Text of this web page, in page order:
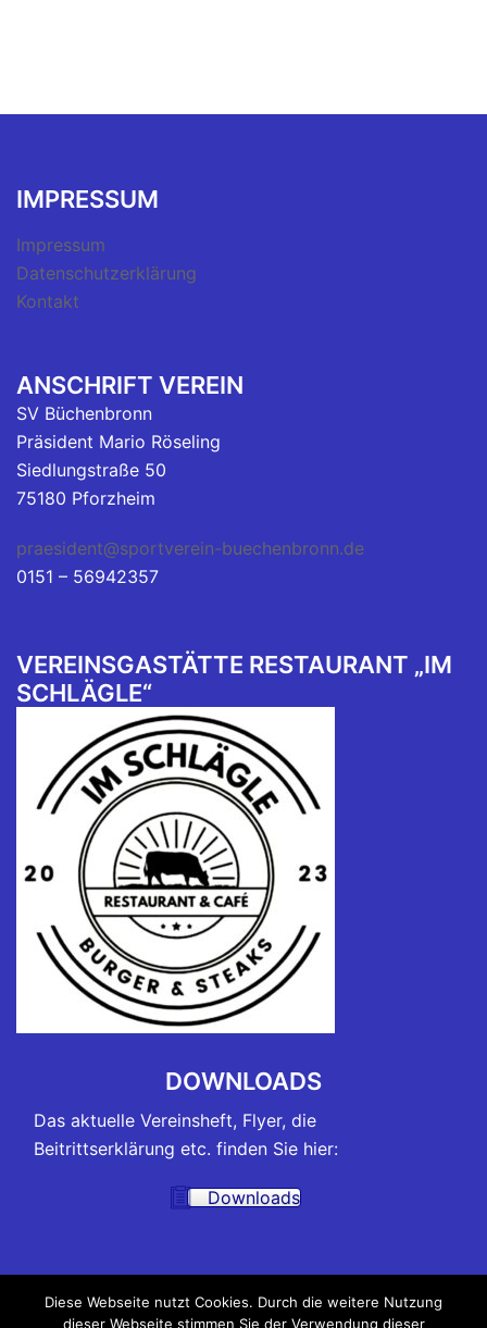
IMPRESSUM
Impressum
Datenschutzerklärung
Kontakt
ANSCHRIFT VEREIN
SV Büchenbronn
Präsident Mario Röseling
Siedlungstraße 50
75180 Pforzheim
praesident@sportverein-buechenbronn.de
0151 – 56942357
VEREINSGASTÄTTE RESTAURANT „IM
SCHLÄGLE“
DOWNLOADS
Das aktuelle Vereinsheft, Flyer, die
Beitrittserklärung etc. finden Sie hier:
Downloads
TRAININGSZEITEN
Diese Webseite nutzt Cookies. Durch die weitere Nutzung
dieser Webseite stimmen Sie der Verwendung dieser